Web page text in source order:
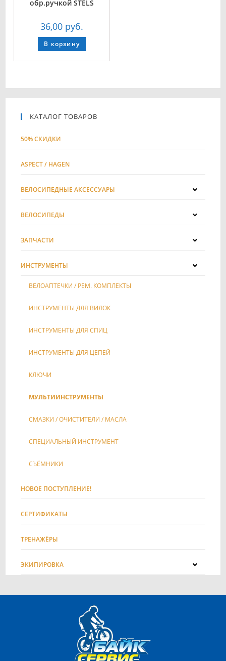
обр.ручкой STELS
36,00 руб.
В корзину
КАТАЛОГ ТОВАРОВ
50% СКИДКИ
ASPECT / HAGEN
ВЕЛОСИПЕДНЫЕ АКСЕССУАРЫ
ВЕЛОСИПЕДЫ
ЗАПЧАСТИ
ИНСТРУМЕНТЫ
ВЕЛОАПТЕЧКИ / РЕМ. КОМПЛЕКТЫ
ИНСТРУМЕНТЫ ДЛЯ ВИЛОК
ИНСТРУМЕНТЫ ДЛЯ СПИЦ
ИНСТРУМЕНТЫ ДЛЯ ЦЕПЕЙ
КЛЮЧИ
МУЛЬТИИНСТРУМЕНТЫ
СМАЗКИ / ОЧИСТИТЕЛИ / МАСЛА
СПЕЦИАЛЬНЫЙ ИНСТРУМЕНТ
СЪЁМНИКИ
НОВОЕ ПОСТУПЛЕНИЕ!
СЕРТИФИКАТЫ
ТРЕНАЖЁРЫ
ЭКИПИРОВКА